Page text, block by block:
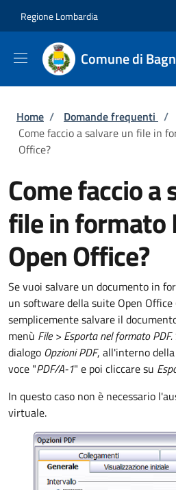
Regione Lombardia
Comune di
Briciole di pane
Home / Domande frequenti /
Come faccio a salvare un file in
Office?
Come faccio a
file in formato
Open Office?
Se vuoi salvare un documento in
un software della suite Open
semplicemente salvare il
menù File > Esporta nel formato PDF.
dialogo Opzioni PDF, all'interno
voce "PDF/A-1" e poi cliccare su
In questo caso non è necessario
virtuale.